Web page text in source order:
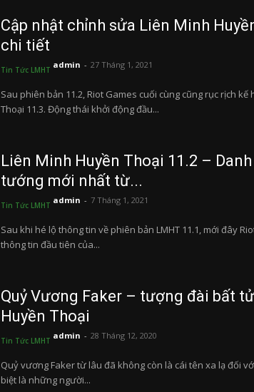
Cập nhật chỉnh sửa Liên Minh
chi tiết
Tin Tức LMHT admin - 27 Tháng 1, 2021
Sau phiên bản 11.2, Riot Games cuối cùng cũng rục rịch kế
Thoại 11.3. Động thái khởi động đầu...
Liên Minh Huyền Thoại 11.2 –
tướng mới nhất từ...
Tin Tức LMHT admin - 7 Tháng 1, 2021
Sau khi hé lộ thông tin về phiên bản LMHT 11.1, mới đây
thông tin đầu tiên của...
Quỷ Vương Faker – tượng đài bất
Huyền Thoại
Tin Tức LMHT admin - 28 Tháng 12, 2020
Quỷ vương Faker từ lâu đã không còn là cái tên xa lạ đối
biệt là những người...